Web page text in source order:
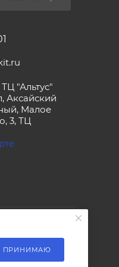
"Альтус"
Аксайский
Малое
3, ТЦ
ПРИНИМАЮ